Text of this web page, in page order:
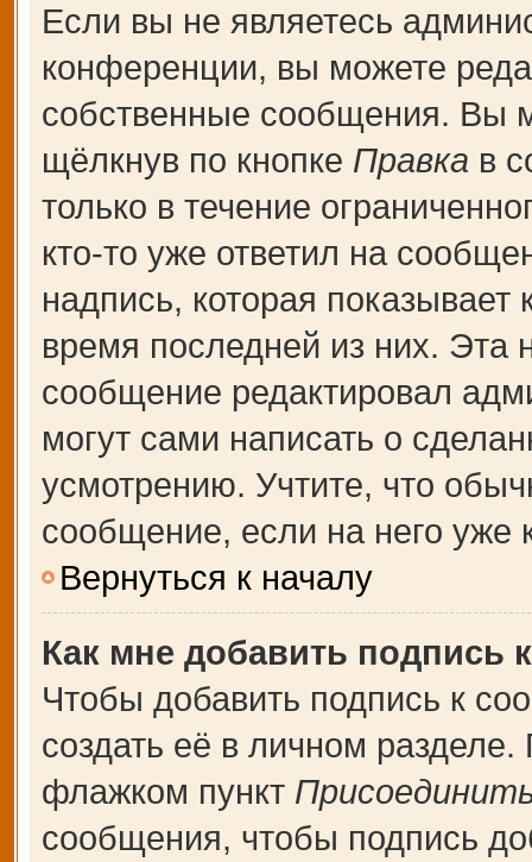
Если вы не являетесь
конференции, вы можете
собственные сообщения. Вы
щёлкнув по кнопке Правка в
только в течение
кто-то уже ответил на
надпись, которая показывает
время последней из них. Эта
сообщение редактировал
могут сами написать о
усмотрению. Учтите, что
сообщение, если на него уже
Вернуться к началу
Как мне добавить подпись
Чтобы добавить подпись к
создать её в личном
флажком пункт
сообщения, чтобы подпись